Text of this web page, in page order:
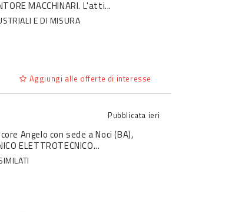
MACCHINARI. L'atti...
E DI MISURA
Aggiungi alle offerte di interesse
Pubblicata ieri
Angelo con sede a Noci (BA),
ELETTROTECNICO...